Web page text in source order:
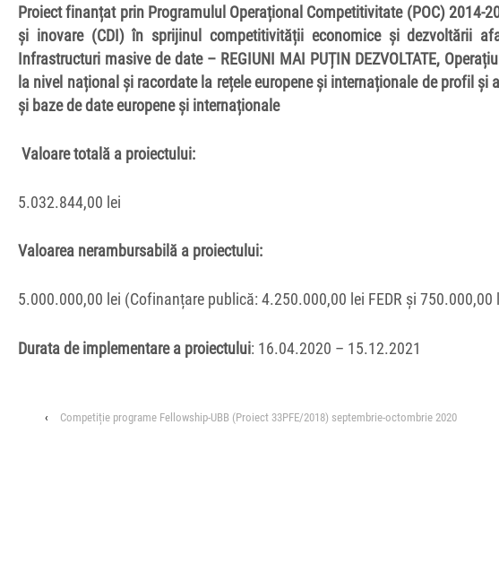
Proiect finanțat prin Programulul Operațional Competitivitate (POC) 2014-
și inovare (CDI) în sprijinul competitivității economice și dezvoltării
Infrastructuri masive de date – REGIUNI MAI PUȚIN DEZVOLTATE, O
la nivel național și racordate la rețele europene și internaționale de profil
și baze de date europene și internaționale
Valoare totală a proiectului:
5.032.844,00 lei
Valoarea nerambursabilă a proiectului:
5.000.000,00 lei (Cofinanțare publică: 4.250.000,00 lei FEDR și 750.000,00
Durata de implementare a proiectului: 16.04.2020 – 15.12.2021
‹ Competiție programe Fellowship-UBB (Proiect 33PFE/2018) septembrie-octombrie 2020